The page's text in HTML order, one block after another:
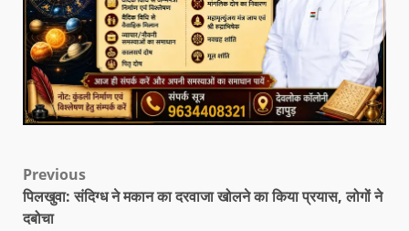
Previous
पिलखुवा: संदिग्ध ने मकान का दरवाजा खोलने का किया प्रयास, लोगों ने
दबोचा